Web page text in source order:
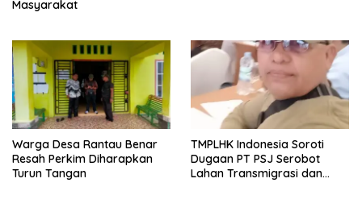
Masyarakat
Warga Desa Rantau Benar
Resah Perkim Diharapkan
Turun Tangan
TMPLHK Indonesia Soroti
Dugaan PT PSJ Serobot
Lahan Transmigrasi dan